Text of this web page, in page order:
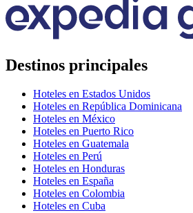
Destinos principales
Hoteles en Estados Unidos
Hoteles en República Dominicana
Hoteles en México
Hoteles en Puerto Rico
Hoteles en Guatemala
Hoteles en Perú
Hoteles en Honduras
Hoteles en España
Hoteles en Colombia
Hoteles en Cuba